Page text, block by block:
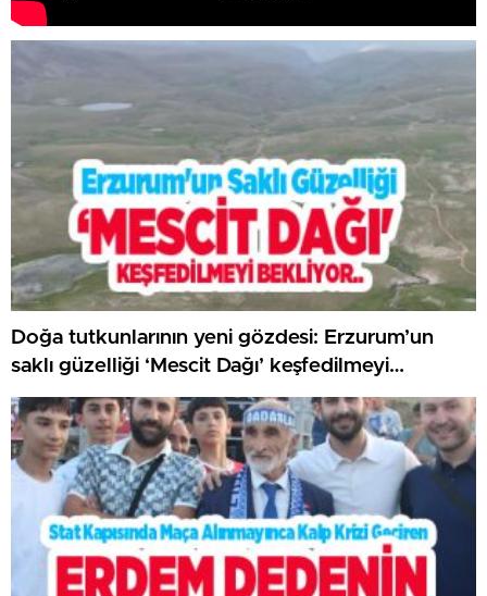
Doğa tutkunlarının yeni gözdesi: Erzurum’un
saklı güzelliği ‘Mescit Dağı’ keşfedilmeyi
bekliyor..